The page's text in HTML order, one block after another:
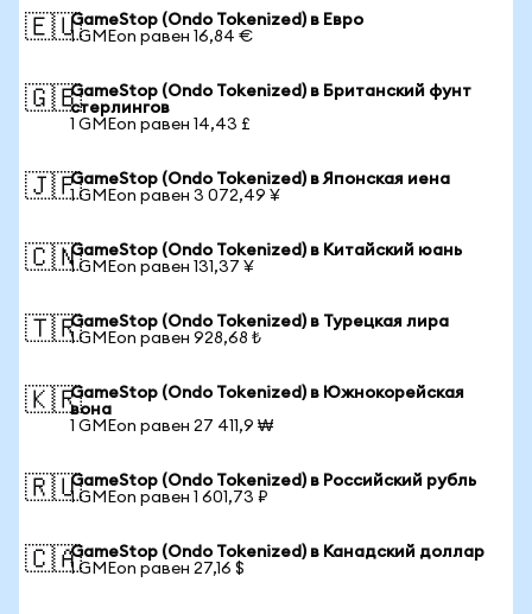
🇪🇺GameStop (Ondo Tokenized) в Евро
1 GMEon равен 16,84 €
🇬🇧GameStop (Ondo Tokenized) в Британский фунт
стерлингов
1 GMEon равен 14,43 £
🇯🇵GameStop (Ondo Tokenized) в Японская иена
1 GMEon равен 3 072,49 ¥
🇨🇳GameStop (Ondo Tokenized) в Китайский юань
1 GMEon равен 131,37 ¥
🇹🇷GameStop (Ondo Tokenized) в Турецкая лира
1 GMEon равен 928,68 ₺
🇰🇷GameStop (Ondo Tokenized) в Южнокорейская
вона
1 GMEon равен 27 411,9 ₩
🇷🇺GameStop (Ondo Tokenized) в Российский рубль
1 GMEon равен 1 601,73 ₽
🇨🇦GameStop (Ondo Tokenized) в Канадский доллар
1 GMEon равен 27,16 $